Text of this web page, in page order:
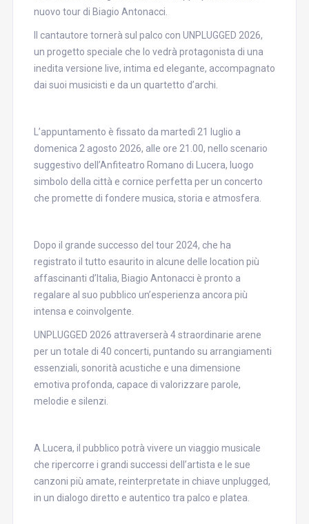
nuovo tour di Biagio Antonacci.
Il cantautore tornerà sul palco con UNPLUGGED 2026,
un progetto speciale che lo vedrà protagonista di una
inedita versione live, intima ed elegante, accompagnato
dai suoi musicisti e da un quartetto d’archi.
L’appuntamento è fissato da martedì 21 luglio a
domenica 2 agosto 2026, alle ore 21.00, nello scenario
suggestivo dell’Anfiteatro Romano di Lucera, luogo
simbolo della città e cornice perfetta per un concerto
che promette di fondere musica, storia e atmosfera.
Dopo il grande successo del tour 2024, che ha
registrato il tutto esaurito in alcune delle location più
affascinanti d’Italia, Biagio Antonacci è pronto a
regalare al suo pubblico un’esperienza ancora più
intensa e coinvolgente.
UNPLUGGED 2026 attraverserà 4 straordinarie arene
per un totale di 40 concerti, puntando su arrangiamenti
essenziali, sonorità acustiche e una dimensione
emotiva profonda, capace di valorizzare parole,
melodie e silenzi.
A Lucera, il pubblico potrà vivere un viaggio musicale
che ripercorre i grandi successi dell’artista e le sue
canzoni più amate, reinterpretate in chiave unplugged,
in un dialogo diretto e autentico tra palco e platea.